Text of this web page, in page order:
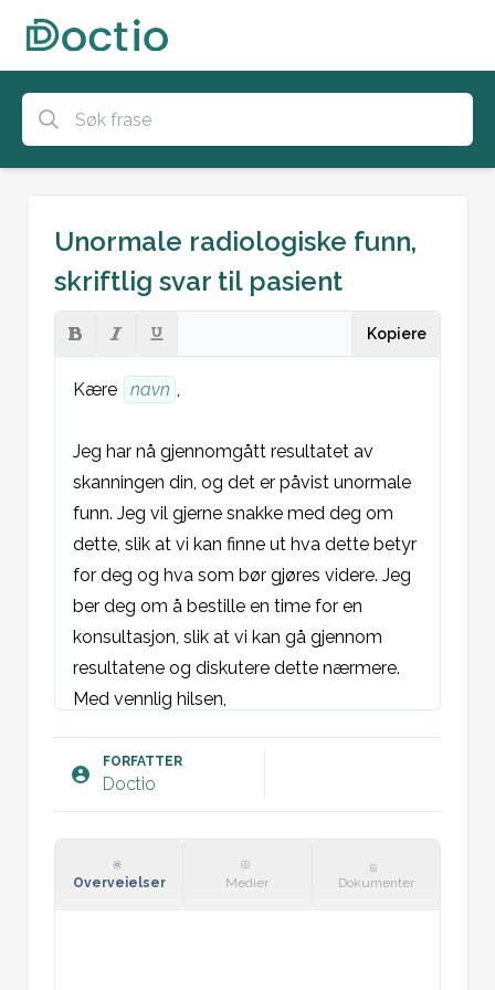
Unormale radiologiske funn,
skriftlig svar til pasient
Kopiere
Kære navn ,
Jeg har nå gjennomgått resultatet av
skanningen din, og det er påvist unormale
funn. Jeg vil gjerne snakke med deg om
dette, slik at vi kan finne ut hva dette betyr
for deg og hva som bør gjøres videre. Jeg
ber deg om å bestille en time for en
konsultasjon, slik at vi kan gå gjennom
resultatene og diskutere dette nærmere.
Med vennlig hilsen,
FORFATTER
Doctio
Overveielser Medier Dokumenter